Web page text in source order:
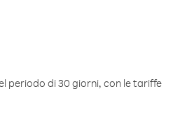
periodo di 30 giorni, con le tariffe